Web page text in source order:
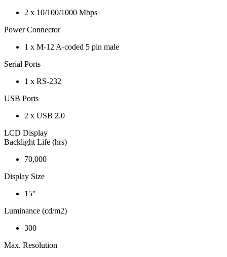
2 x 10/100/1000 Mbps
Power Connector
1 x M-12 A-coded 5 pin male
Serial Ports
1 x RS-232
USB Ports
2 x USB 2.0
LCD Display
Backlight Life (hrs)
70,000
Display Size
15"
Luminance (cd/m2)
300
Max. Resolution